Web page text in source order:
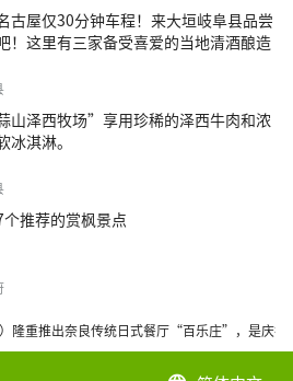
古屋仅30分钟车程！来大垣岐阜县品尝
！这里有三家备受喜爱的当地清酒酿造
山泽西牧场”享用珍稀的泽西牛肉和浓
冰淇淋。
个推荐的赏枫景点
）隆重推出奈良传统日式餐厅“百乐庄”，是庆